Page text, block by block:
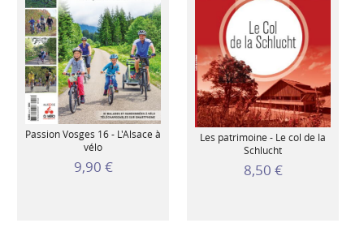
Passion Vosges 16 - L'Alsace à
vélo
9,90 €
Les patrimoine - Le col de la
Schlucht
8,50 €